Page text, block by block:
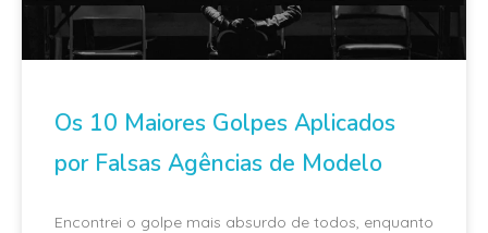
Os 10 Maiores Golpes Aplicados
por Falsas Agências de Modelo
Encontrei o golpe mais absurdo de todos, enquanto